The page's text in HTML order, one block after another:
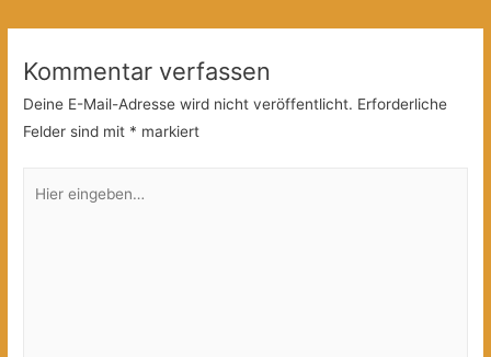
Kommentar verfassen
Deine E-Mail-Adresse wird nicht veröffentlicht. Erforderliche
Felder sind mit * markiert
eingeben…